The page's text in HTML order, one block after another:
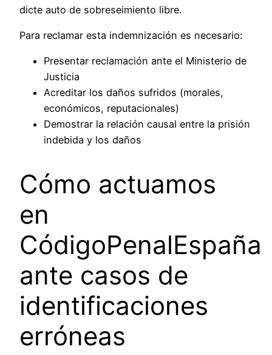
dicte auto de sobreseimiento libre.
Para reclamar esta indemnización es necesario:
Presentar reclamación ante el Ministerio de
Justicia
Acreditar los daños sufridos (morales,
económicos, reputacionales)
Demostrar la relación causal entre la prisión
indebida y los daños
Cómo actuamos
en
CódigoPenalEspaña
ante casos de
identificaciones
erróneas